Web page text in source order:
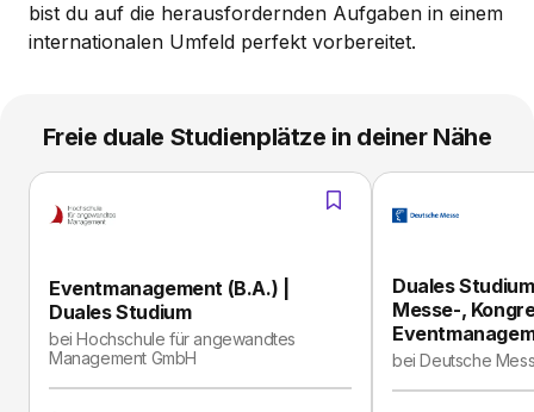
bist du auf die herausfordernden Aufgaben in einem
internationalen Umfeld perfekt vorbereitet.
Freie duale Studienplätze in deiner Nähe
Eventmanagement (B.A.) |
Duales Studium
beiHochschule für angewandtes
Management GmbH
Duales
Messe-,
beiDeutsche